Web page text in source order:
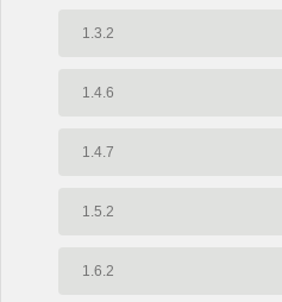
1.3.2
1.4.6
1.4.7
1.5.2
1.6.2